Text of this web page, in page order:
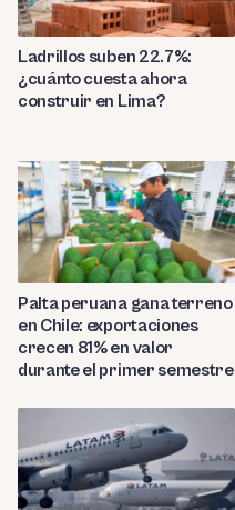
Ladrillos suben 22.7%:
¿cuánto cuesta ahora
construir en Lima?
Palta peruana gana terreno
en Chile: exportaciones
crecen 81% en valor
durante el primer semestre